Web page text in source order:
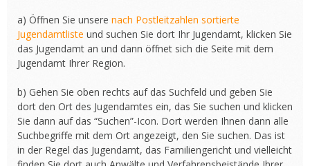
a) Öffnen Sie unsere nach Postleitzahlen sortierte
Jugendamtliste und suchen Sie dort Ihr Jugendamt, klicken Sie
das Jugendamt an und dann öffnet sich die Seite mit dem
Jugendamt Ihrer Region.
b) Gehen Sie oben rechts auf das Suchfeld und geben Sie
dort den Ort des Jugendamtes ein, das Sie suchen und klicken
Sie dann auf das “Suchen”-Icon. Dort werden Ihnen dann alle
Suchbegriffe mit dem Ort angezeigt, den Sie suchen. Das ist
in der Regel das Jugendamt, das Familiengericht und vielleicht